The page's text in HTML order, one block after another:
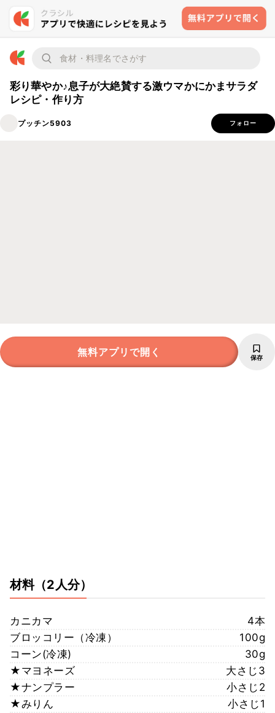
彩り華やか♪息子が大絶賛する激ウマかにかまサラダ
レシピ・作り方
プッチン5903 フォロー
無料アプリで開く 保存
材料（2人分）
カニカマ
4本
ブロッコリー（冷凍）
100g
コーン(冷凍)
30g
★マヨネーズ
大さじ3
★ナンプラー
小さじ2
★みりん
小さじ1